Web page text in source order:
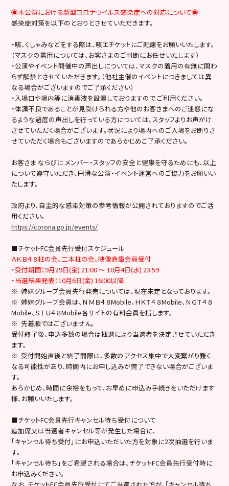
◉本公演における新型コロナウイルス感染症への対応について◉
感染症対策を以下のとおりとさせていただきます。
・咳、くしゃみなどをする際は、咳エチケットにご配慮をお願いいたします。
（マスクの着用については、お客さまのご判断にお任せいたします）
・公演やイベント開催中の声出しについては、マスクの着用の有無に関わ
らず解禁とさせていただきます。（他社主催のイベントにつきましては異
なる場合がございますのでご了承ください）
・入場口や場内等に消毒液を設置しておりますので ご利用ください。
・体調不良であることが見受けられる方や他のお客さまへのご迷惑にな
るような過度の声出しを行っている方については、スタッフよりお声がけ
させていただく場合がございます。状況により場内へのご入場をお断りさ
せていただく場合もございますのであらかじめご了承ください。
お客さま ならびに メンバー・スタッフの安全と健康を守るためにも、以上
について遵守いただき、円滑な公演・イベント運営へのご協力をお願いい
たします。
政府より、自主的な感染対策の参考情報が公開されておりますのでご活
用ください。
https://corona.go.jp/events/
■チケットFC会員先行受付スケジュール
ＡＫＢ４８柱の会、二本柱の会、映像倉庫会員受付
・受付期間：9月29日(金) 21:00 ～ 10月4日(水) 23:59
・当選結果発表：10月6日(金) 16:00以降
※ 姉妹グループ会員先行発売については、現在未定となっております。
※ 姉妹グループ会員は、ＮＭＢ４８Mobile、ＨＫＴ４８Mobile、ＮＧＴ４８
Mobile、ＳＴＵ４８Mobile各サイトの有料会員を指します。
※ 先着順ではございません。
受付終了後、申込多数の場合は抽選により当選者を決定させていただき
ます。
※ 受付開始直後と終了間際は、多数のアクセス集中で大変繋がり難く
なる可能性があり、時間内にお申し込みが完了できない場合がございま
す。
あらかじめ、時間に余裕をもって、お早めに申込み手続きをいただけます
様、お願いいたします。
■チケットFC会員先行キャンセル待ち受付について
追加席又は当選者キャンセル等が発生した場合に、
「キャンセル待ち受付」にお申込いただいた方を対象に2次抽選を行いま
す。
「キャンセル待ち」をご希望される場合は、チケットFC会員先行受付時に
お申込みください。
なお、チケットFC会員先行受付にてご当選された方が、「キャンセル待ち